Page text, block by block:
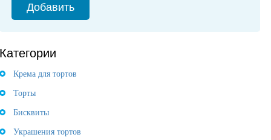
Категории
Крема для тортов
Торты
Бисквиты
Украшения тортов